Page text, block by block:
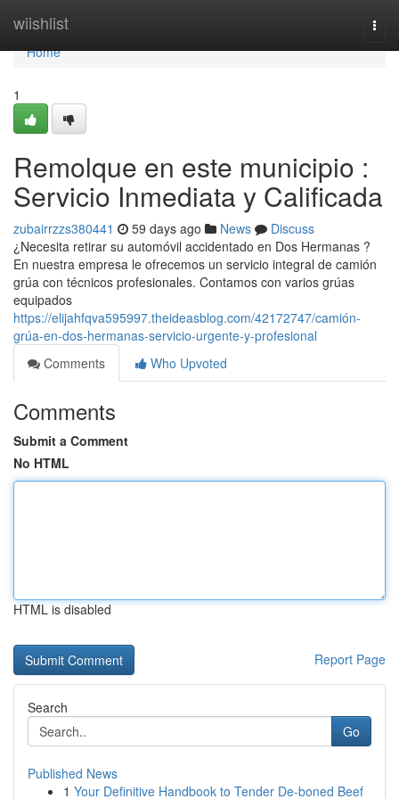
wiishlist
Home
Home
1
Remolque en este municipio :
Servicio Inmediata y Calificada
zubairrzzs380441 59 days ago News
Discuss
¿Necesita retirar su automóvil accidentado en Dos Hermanas ?
En nuestra empresa le ofrecemos un servicio integral de camión
grúa con técnicos profesionales. Contamos con varios grúas
equipados
https://elijahfqva595997.theideasblog.com/42172747/camión-
grúa-en-dos-hermanas-servicio-urgente-y-profesional
Comments
Who Upvoted
Comments
Submit a Comment
No HTML
HTML is disabled
Report Page
Search
Go
Published News
1 Your Definitive Handbook to Tender De-boned Beef